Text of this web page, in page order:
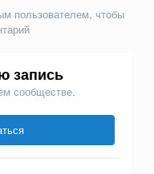
пользователем, чтобы
запись
сообществе.